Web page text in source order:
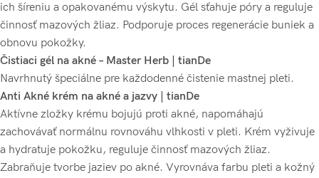
ich šíreniu a opakovanému výskytu. Gél sťahuje póry a reguluje
činnosť mazových žliaz. Podporuje proces regenerácie buniek a
obnovu pokožky.
Čistiaci gél na akné – Master Herb | tianDe
Navrhnutý špeciálne pre každodenné čistenie mastnej pleti.
Anti Akné krém na akné a jazvy | tianDe
Aktívne zložky krému bojujú proti akné, napomáhajú
zachovávať normálnu rovnováhu vlhkosti v pleti. Krém vyživuje
a hydratuje pokožku, reguluje činnosť mazových žliaz.
Zabraňuje tvorbe jaziev po akné. Vyrovnáva farbu pleti a kožný